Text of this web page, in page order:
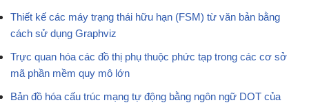
Thiết kế các máy trạng thái hữu hạn (FSM) từ văn bản bằng
cách sử dụng Graphviz
Trực quan hóa các đồ thị phụ thuộc phức tạp trong các cơ sở
mã phần mềm quy mô lớn
Bản đồ hóa cấu trúc mạng tự động bằng ngôn ngữ DOT của